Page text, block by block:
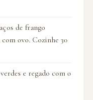
de frango
ovo. Cozinhe 30
e regado com o